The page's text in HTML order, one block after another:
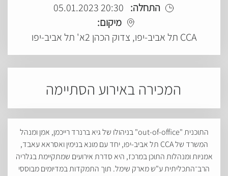
התחלה: 20:30 05.01.2023
מיקום:
CCA תל אביב-יפו, צדוק הכהן 2א' תל אביב-יפו
המכירה באירוע הסתיימה
התוכנית "out-of-office" בניהולו של גיא ברנרד רייכמן, אמן ומנהל
המשרד של CCA תל אביב-יפו, יחד עם מונא בנימין ואסראא עאבד,
אמניות ומנהלות התוכן במרכז, היא סדרת אירועים שמתקיימת בגלריה
הרב־התכליתית ע"ש מארק שימל. תוך התמקדות במדיומים מבוססי